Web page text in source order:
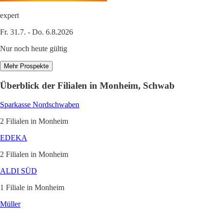
expert
Fr. 31.7. - Do. 6.8.2026
Nur noch heute gültig
Mehr Prospekte
Überblick der Filialen in Monheim, Schwab
Sparkasse Nordschwaben
2 Filialen in Monheim
EDEKA
2 Filialen in Monheim
ALDI SÜD
1 Filiale in Monheim
Müller